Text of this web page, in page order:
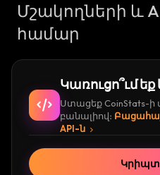
Մշակողների և
համար
Կառուցո՞ւմ
Ստացեք CoinStats-ի
բանալիով։
API-ն